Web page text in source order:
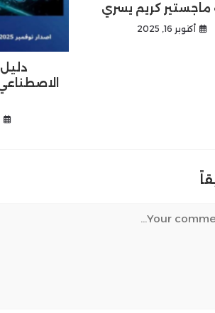
ماجستير كريم يسري
أكتوبر 16, 2025